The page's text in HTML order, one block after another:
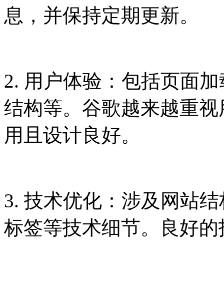
息，并保持定期更新。
2. 用户体验：包括页面
结构等。谷歌越来越重
用且设计良好。
3. 技术优化：涉及网站
标签等技术细节。良好